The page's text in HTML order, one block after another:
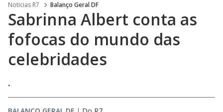
Noticias R7 Balanço Geral DF
Sabrinna Albert conta as
fofocas do mundo das
celebridades
.